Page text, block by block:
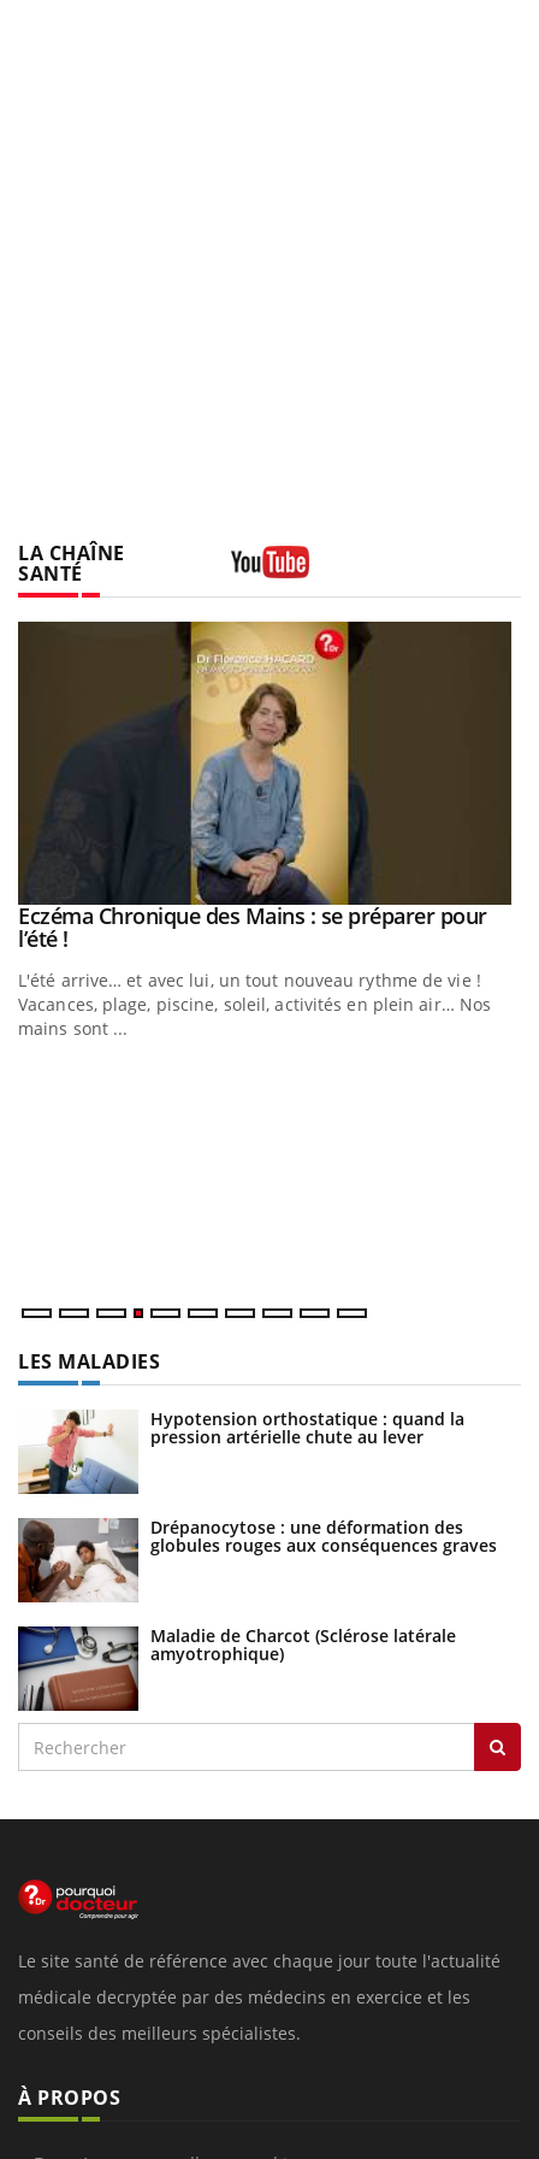
LA CHAÎNE
SANTÉ
Youtube
Youtube
Eczéma Chronique des Mains : se préparer pour
l’été !Youtube
L'été arrive… et avec lui, un tout nouveau rythme de vie !
Vacances, plage, piscine, soleil, activités en plein air… Nos
mains sont ...
LES MALADIES
Hypotension orthostatique : quand la
pression artérielle chute au lever
Drépanocytose : une déformation des
globules rouges aux conséquences graves
Maladie de Charcot (Sclérose latérale
amyotrophique)
Le site santé de référence avec chaque jour toute l'actualité
médicale decryptée par des médecins en exercice et les
conseils des meilleurs spécialistes.
À PROPOS